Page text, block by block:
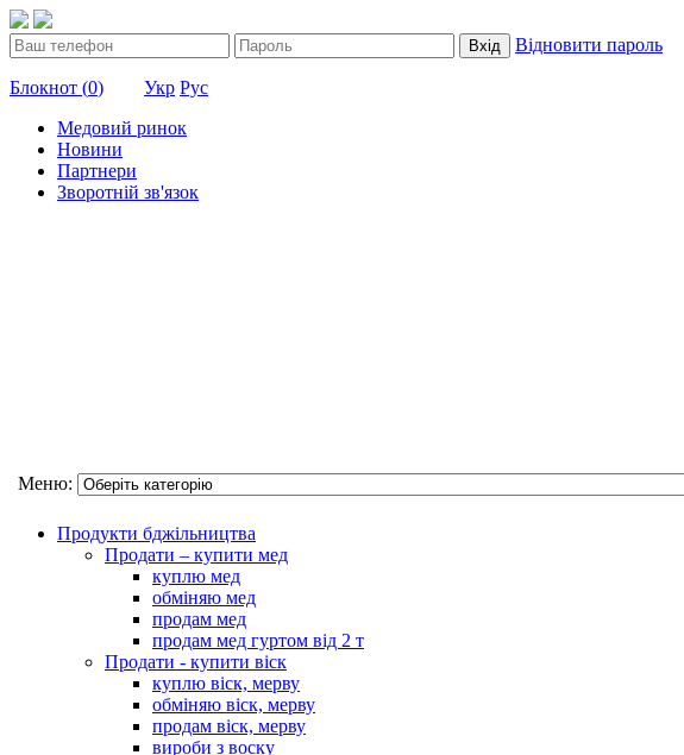
Вхід Відновити пароль
Блокнот (0) Укр Рус
Медовий ринок
Новини
Партнери
Зворотній зв'язок
Меню:
Продукти бджільництва
Продати – купити мед
куплю мед
обміняю мед
продам мед
продам мед гуртом від 2 т
Продати - купити віск
куплю віск, мерву
обміняю віск, мерву
продам віск, мерву
вироби з воску